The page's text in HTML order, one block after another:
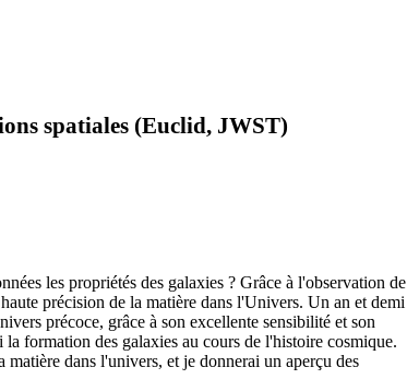
spatiales (Euclid, JWST)
les propriétés des galaxies ? Grâce à l'observation de
précision de la matière dans l'Univers. Un an et demi
précoce, grâce à son excellente sensibilité et son
formation des galaxies au cours de l'histoire cosmique.
dans l'univers, et je donnerai un aperçu des